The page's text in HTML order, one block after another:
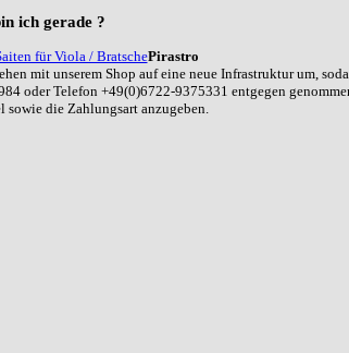
ich gerade ?
für Viola / BratschePirastro
mit unserem Shop auf eine neue Infrastruktur um,
oder Telefon +49(0)6722-9375331 entgegen
sowie die Zahlungsart anzugeben.